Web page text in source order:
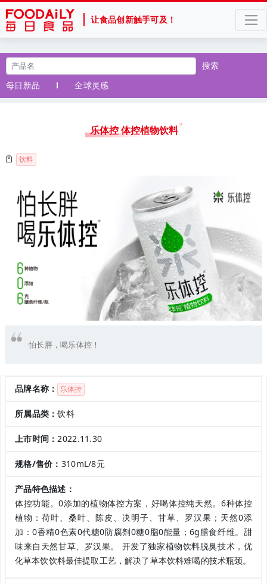
让食品创新触手可及！
搜索
每日新品
全球灵感
乐体控 体控植物饮料
饮料
怕长胖，喝乐体控！
品牌名称： 乐体控
所属品类：饮料
上市时间：2022.11.30
规格/售价： 310mL/8元
产品特色描述：
体控功能。0添加的植物体控方案，好喝体控纯天然。6种体控
植物：荷叶、桑叶、陈皮、决明子、甘草、罗汉果； 天然0添
加：0香精0色素0代糖0防腐剂0糖0脂0能量；6g膳食纤维。 甜
味来自天然甘草、罗汉果。 开发了独家植物饮料脱臭技术，优
化草本饮饮料最佳提取工艺，解决了草本饮料难喝的技术瓶颈。